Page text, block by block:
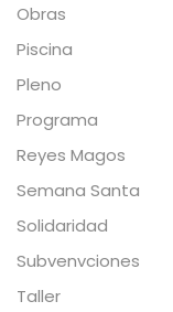
Obras
Piscina
Pleno
Programa
Reyes Magos
Semana Santa
Solidaridad
Subvenvciones
Taller